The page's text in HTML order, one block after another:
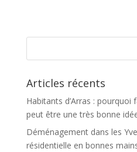
Articles récents
Habitants d’Arras :
peut être une très bonne
Déménagement dans les
résidentielle en bonnes